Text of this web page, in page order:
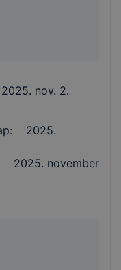
nov. 2.
2025.
2025. november